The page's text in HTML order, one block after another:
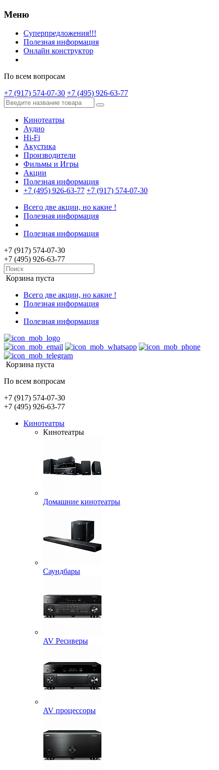
Меню
Суперпредложения!!!
Полезная информация
Онлайн конструктор
По всем вопросам
+7 (917) 574-07-30 +7 (495) 926-63-77
Кинотеатры
Аудио
Hi-Fi
Акустика
Производители
Фильмы и Игры
Акции
Полезная информация
+7 (495) 926-63-77 +7 (917) 574-07-30
Всего две акции, но какие !
Полезная информация
Полезная информация
+7 (917) 574-07-30
+7 (495) 926-63-77
Корзина пуста
Всего две акции, но какие !
Полезная информация
Полезная информация
Корзина пуста
По всем вопросам
+7 (917) 574-07-30
+7 (495) 926-63-77
Кинотеатры
Кинотеатры
Домашние кинотеатры
Саундбары
AV Ресиверы
AV процессоры